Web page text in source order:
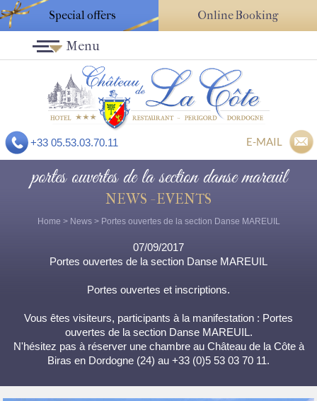
Special offers Online Booking
+33 05.53.03.70.11 E-MAIL
Menu
portes ouvertes de la section danse mareuil
NEWS - EVENTS
Home > News> Portes ouvertes de la section Danse MAREUIL
07/09/2017
Portes ouvertes de la section Danse MAREUIL
Portes ouvertes et inscriptions.
Vous êtes visiteurs, participants à la manifestation : Portes
ouvertes de la section Danse MAREUIL.
N'hésitez pas à réserver une chambre au Château de la Côte à
Biras en Dordogne (24) au +33 (0)5 53 03 70 11.